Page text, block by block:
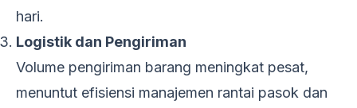
hari.
Logistik dan Pengiriman
Volume pengiriman barang meningkat pesat,
menuntut efisiensi manajemen rantai pasok dan